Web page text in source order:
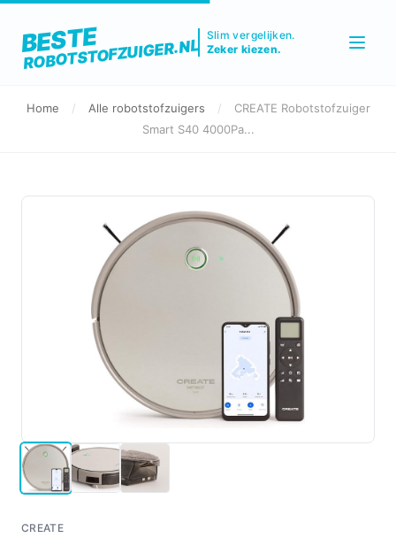
BESTE
ROBOTSTOFZUIGER.NL
Slim vergelijken.
Zeker kiezen.
Home / Alle robotstofzuigers /
CREATE Robotstofzuiger
Smart S40 4000Pa...
CREATE